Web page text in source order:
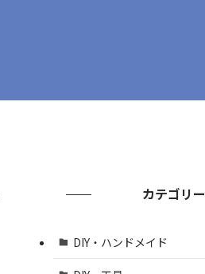
カテゴリー
DIY・ハンドメイド